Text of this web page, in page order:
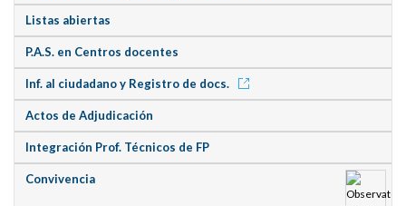
Listas abiertas
P.A.S. en Centros docentes
Inf. al ciudadano y Registro de docs.
Actos de Adjudicación
Integración Prof. Técnicos de FP
Convivencia